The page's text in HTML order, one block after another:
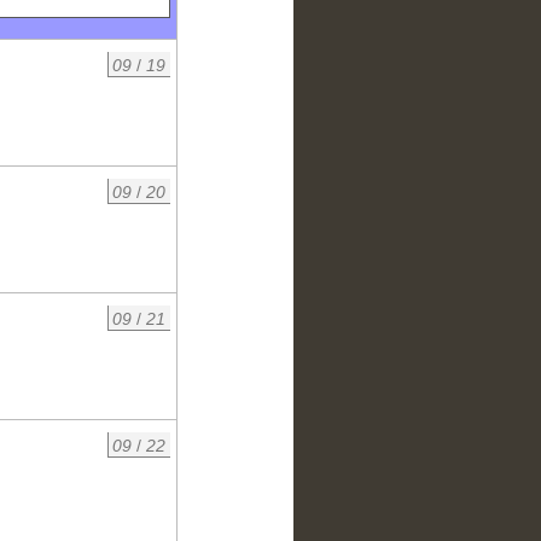
09 / 19
09 / 20
09 / 21
09 / 22